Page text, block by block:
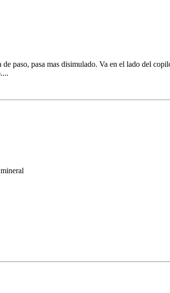
paso, pasa mas disimulado. Va en el lado del